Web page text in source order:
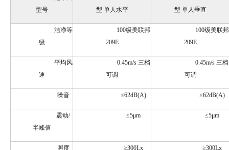
型号
型 单人水平
型 单人垂直
洁净等
级
100级美联邦
209E
100级美联邦
209E
平均风
速
0.45m/s 三档
可调
0.45m/s 三档
可调
噪音 ≤62dB(A) ≤62dB(A)
震动/
半峰值
≤5μm ≤5μm
照度 ≥300Lx ≥300Lx